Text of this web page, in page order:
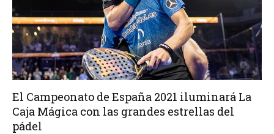
El Campeonato de España 2021 iluminará La
Caja Mágica con las grandes estrellas del
pádel